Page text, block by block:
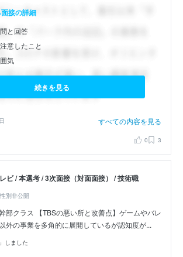
接の詳細
と回答
意したこと
気
続きを見る
すべての内容を見る
0 3
ビ / 本選考 / 3次面接（対面面接） / 技術職
別非公開
部クラス 【TBSの悪い所と改善点】ゲームやバレ
外の事業を多角的に展開しているが認知度が...
しました